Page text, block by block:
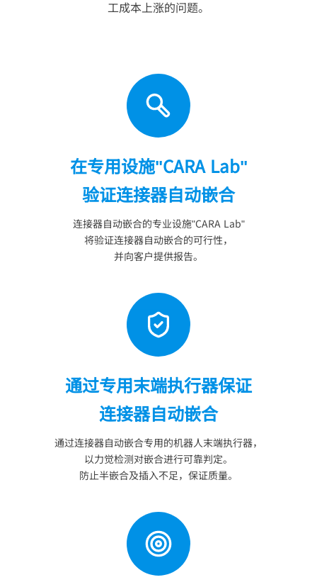
工成本上涨的问题。
在专用设施"CARA Lab"
验证连接器自动嵌合
连接器自动嵌合的专业设施"CARA Lab"
将验证连接器自动嵌合的可行性，
并向客户提供报告。
通过专用末端执行器保证
连接器自动嵌合
通过连接器自动嵌合专用的机器人末端执行器，
以力觉检测对嵌合进行可靠判定。
防止半嵌合及插入不足，保证质量。